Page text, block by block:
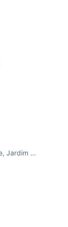
R. Dona Maria Josepha de Souza Manente, Jardim Faculdade